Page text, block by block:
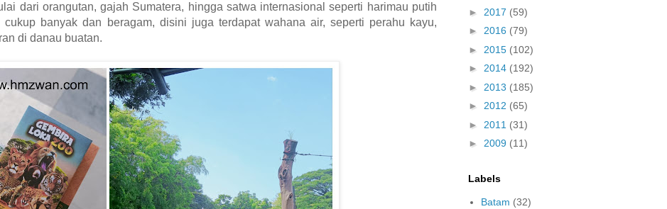
dari orangutan, gajah Sumatera, hingga satwa internasional seperti harimau putih
banyak dan beragam, disini juga terdapat wahana air, seperti perahu kayu,
di danau buatan.
► 2017 (59)
► 2016 (79)
► 2015 (102)
► 2014 (192)
► 2013 (185)
► 2012 (65)
► 2011 (31)
► 2009 (11)
Labels
Batam (32)